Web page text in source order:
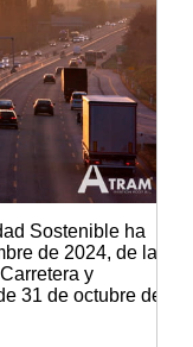
Sostenible ha
de 2024, de la
y
31 de octubre de